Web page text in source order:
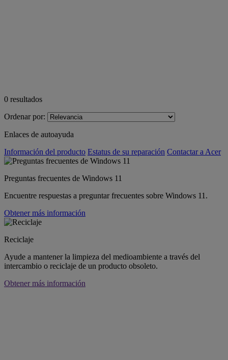
0 resultados
Ordenar por:
Enlaces de autoayuda
Información del producto Estatus de su reparación Contactar a Acer
Preguntas frecuentes de Windows 11
Encuentre respuestas a preguntar frecuentes sobre Windows 11.
Obtener más información
Reciclaje
Ayude a mantener la limpieza del medioambiente a través del
intercambio o reciclaje de un producto obsoleto.
Obtener más información